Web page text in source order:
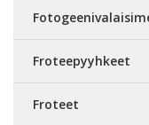
Froteepyyhkeet
Froteet